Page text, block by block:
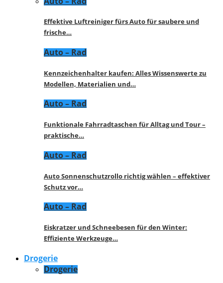
Effektive Luftreiniger fürs Auto für saubere und
frische…
Auto – Rad
Kennzeichenhalter kaufen: Alles Wissenswerte zu
Modellen, Materialien und…
Auto – Rad
Funktionale Fahrradtaschen für Alltag und Tour –
praktische…
Auto – Rad
Auto Sonnenschutzrollo richtig wählen – effektiver
Schutz vor…
Auto – Rad
Eiskratzer und Schneebesen für den Winter:
Effiziente Werkzeuge…
Drogerie
Drogerie